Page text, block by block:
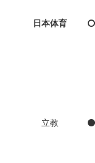
日本体育
立教